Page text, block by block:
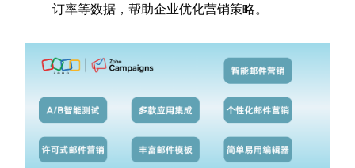
订率等数据，帮助企业优化营销策略。